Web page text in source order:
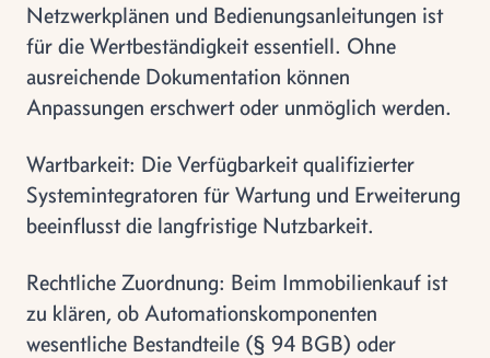
Netzwerkplänen und Bedienungsanleitungen ist
für die Wertbeständigkeit essentiell. Ohne
ausreichende Dokumentation können
Anpassungen erschwert oder unmöglich werden.
Wartbarkeit: Die Verfügbarkeit qualifizierter
Systemintegratoren für Wartung und Erweiterung
beeinflusst die langfristige Nutzbarkeit.
Rechtliche Zuordnung: Beim Immobilienkauf ist
zu klären, ob Automationskomponenten
wesentliche Bestandteile (§ 94 BGB) oder